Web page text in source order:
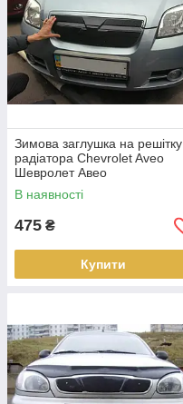
Зимова заглушка на решітку
радіатора Chevrolet Aveo
Шевролет Авео
В наявності
475 ₴
Купити